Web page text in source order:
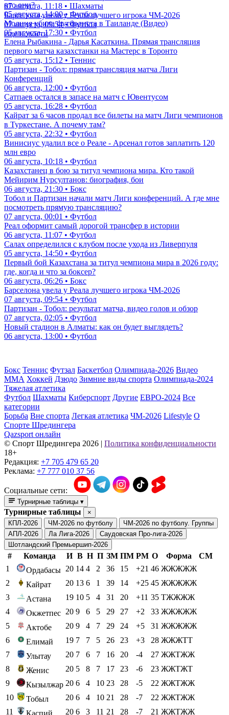
07 августа, 11:18 • Шахматы
Барселона увела у Реала лучшего игрока ЧМ-2026
07 августа, 09:54 • Футбол
еще новости
кто они?
05 августа, 14:00 • Футбол
Молния убила футболиста в Таиланде (Видео)
05 августа, 17:30 • Футбол
Елена Рыбакина - Дарья Касаткина. Прямая трансляция
первого матча казахстанки на Мастерс в Торонто
05 августа, 15:12 • Теннис
Партизан - Тобол: прямая трансляция матча Лиги
Конференций
06 августа, 12:00 • Футбол
Сатпаев остался в запасе на матч с Ювентусом
05 августа, 16:28 • Футбол
Кайрат за 6 часов продал все билеты на матч Лиги чемпионов
в Туркестане. А почему там?
05 августа, 22:32 • Футбол
Винисиус удалил все о Реале - Арсенал готов заплатить 120
млн евро
06 августа, 10:18 • Футбол
Казахстанец в бою за титул чемпиона мира. Кто такой
Мейирим Нурсултанов: биография, бои
06 августа, 21:30 • Бокс
Тобол и Партизан начали матч Лиги конференций. А где мне
посмотреть прямую трансляцию?
07 августа, 00:01 • Футбол
Реал оформит самый дорогой трансфер в истории
06 августа, 11:07 • Футбол
Салах определился с клубом после ухода из Ливерпуля
05 августа, 14:50 • Футбол
Первый бой Казахстана за титул чемпиона мира в 2026 году:
где, когда и что за боксер?
06 августа, 06:26 • Бокс
Барселона увела у Реала лучшего игрока ЧМ-2026
07 августа, 09:54 • Футбол
Партизан - Тобол: результат матча, видео голов и обзор
07 августа, 02:05 • Футбол
Новый стадион в Алматы: как он будет выглядеть?
06 августа, 13:00 • Футбол
Бокс Теннис Футзал Баскетбол Олимпиада-2026 Видео
ММА Хоккей Дзюдо Зимние виды спорта Олимпиада-2024
Тяжелая атлетика
Футбол Шахматы Киберспорт Другие ЕВРО-2024 Все
категории
Борьба Вне спорта Легкая атлетика ЧМ-2026 Lifestyle О
Спорте Шредингера
Qazsport онлайн
© Cпорт Шредингера 2026 | Политика конфиденциальности
18+
Редакция: +7 705 479 65 20
Реклама: +7 777 010 37 56
Социальные сети:
Турнирные таблицы ▾
Турнирные таблицы
×
КПЛ-2026
ЧМ-2026 по футболу
ЧМ-2026 по футболу. Группы
АПЛ-2026
Ла Лига-2026
Саудовская Про-лига-2026
Шотландский Премьершип-2026
# Команда И В Н П ЗМ ПМ РМ О Форма
СМ
1
Ордабасы 20 14 4 2 36 15 +21 46 ЖЖЖЖЖ
2
Кайрат 20 13 6 1 39 14 +25 45 ЖЖЖЖЖ
3
Астана 19 10 5 4 31 20 +11 35 ТЖЖЖЖ
4
Окжетпес 20 9 6 5 29 27 +2 33 ЖЖЖЖЖ
5
Актобе 20 9 4 7 29 24 +5 31 ЖЖЖЖЖ
6
Елимай 19 7 7 5 26 23 +3 28 ЖЖЖТТ
7
Улытау 20 7 6 7 16 20 -4 27 ЖЖТЖЖ
8
Женис 20 5 8 7 17 23 -6 23 ЖЖТЖТ
9
Кызылжар 20 6 4 10 23 28 -5 22 ЖЖТЖЖ
10
Тобыл 20 6 4 10 21 28 -7 22 ЖЖТЖЖ
11
Каспий 20 6 3 11 21 28 -7 21 ЖЖТЖЖ